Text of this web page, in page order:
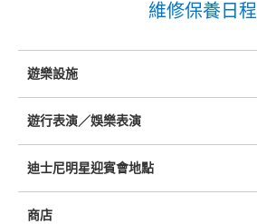
維修保養日程
遊樂設施
遊行表演／娛樂表演
迪士尼明星迎賓會地點
商店